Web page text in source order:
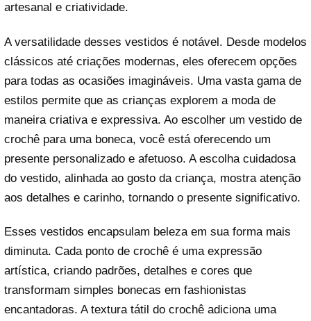
artesanal e criatividade.
A versatilidade desses vestidos é notável. Desde modelos
clássicos até criações modernas, eles oferecem opções
para todas as ocasiões imagináveis. Uma vasta gama de
estilos permite que as crianças explorem a moda de
maneira criativa e expressiva. Ao escolher um vestido de
crochê para uma boneca, você está oferecendo um
presente personalizado e afetuoso. A escolha cuidadosa
do vestido, alinhada ao gosto da criança, mostra atenção
aos detalhes e carinho, tornando o presente significativo.
Esses vestidos encapsulam beleza em sua forma mais
diminuta. Cada ponto de crochê é uma expressão
artística, criando padrões, detalhes e cores que
transformam simples bonecas em fashionistas
encantadoras. A textura tátil do crochê adiciona uma